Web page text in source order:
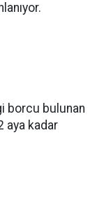
borcu bulunan
aya kadar